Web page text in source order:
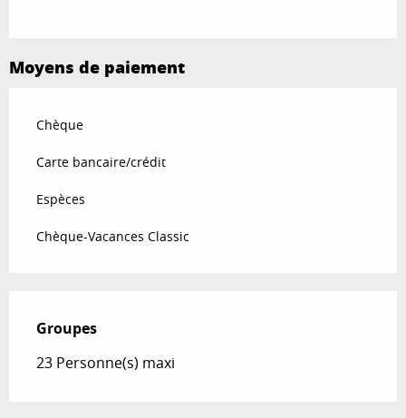
Moyens de paiement
Chèque
Carte bancaire/crédit
Espèces
Chèque-Vacances Classic
Groupes
Groupes
23 Personne(s) maxi